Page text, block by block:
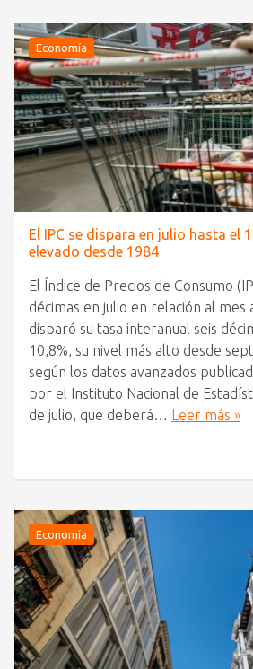
Economía
El IPC se dispara en julio hasta el
elevado desde 1984
El Índice de Precios de Consumo
décimas en julio en relación al
disparó su tasa interanual seis
10,8%, su nivel más alto desde
según los datos avanzados
por el Instituto Nacional de
de julio, que deberá… Leer más »
Economía